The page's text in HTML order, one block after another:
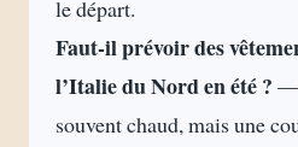
le départ.
Faut-il prévoir des
l’Italie du Nord en été ? —
souvent chaud, mais une